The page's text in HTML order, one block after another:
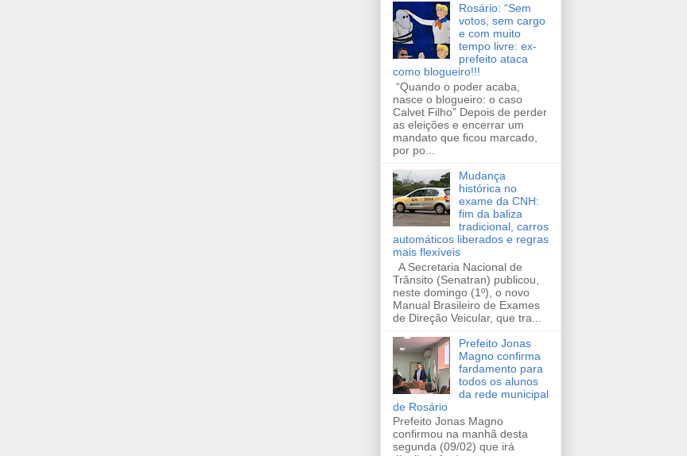
Rosário: “Sem
votos, sem cargo
e com muito
tempo livre: ex-
prefeito ataca
como blogueiro!!!
“Quando o poder acaba,
nasce o blogueiro: o caso
Calvet Filho” Depois de perder
as eleições e encerrar um
mandato que ficou marcado,
por po...
Mudança
histórica no
exame da CNH:
fim da baliza
tradicional, carros
automáticos liberados e regras
mais flexíveis
A Secretaria Nacional de
Trânsito (Senatran) publicou,
neste domingo (1º), o novo
Manual Brasileiro de Exames
de Direção Veicular, que tra...
Prefeito Jonas
Magno confirma
fardamento para
todos os alunos
da rede municipal
de Rosário
Prefeito Jonas Magno
confirmou na manhã desta
segunda (09/02) que irá